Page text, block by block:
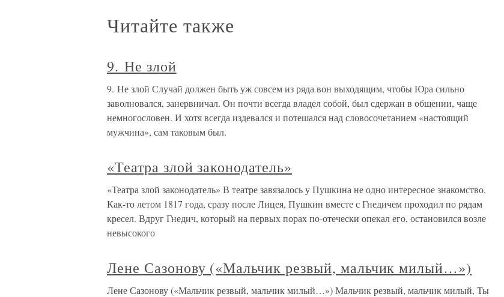
Читайте также
9. Не злой
9. Не злой Случай должен быть уж совсем из ряда вон выходящим, чтобы Юра сильно
заволновался, занервничал. Он почти всегда владел собой, был сдержан в общении, чаще
немногословен. И хотя всегда издевался и потешался над словосочетанием «настоящий
мужчина», сам таковым был.
«Театра злой законодатель»
«Театра злой законодатель» В театре завязалось у Пушкина не одно интересное знакомство.
Как-то летом 1817 года, сразу после Лицея, Пушкин вместе с Гнедичем проходил по рядам
кресел. Вдруг Гнедич, который на первых порах по-отечески опекал его, остановился возле
невысокого
Лене Сазонову («Мальчик резвый, мальчик милый…»)
Лене Сазонову («Мальчик резвый, мальчик милый…») Мальчик резвый, мальчик милый, Ты